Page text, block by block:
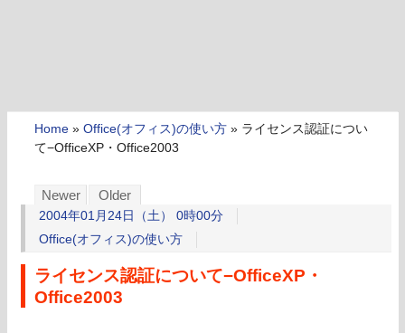
Home » Office(オフィス)の使い方 » ライセンス認証につい
て−OfficeXP・Office2003
Newer Older
2004年01月24日（土） 0時00分
Office(オフィス)の使い方
ライセンス認証について−OfficeXP・
Office2003